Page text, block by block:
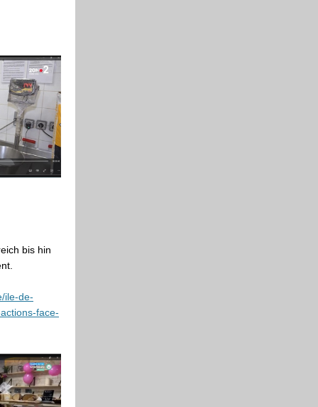
bis hin
ile-de-
face-